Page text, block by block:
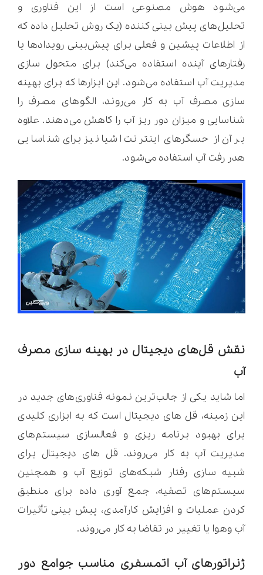
می‌شود هوش مصنوعی است از این فناوری و
تحلیل‌های پیش بینی کننده (یک روش تحلیل داده که
از اطلاعات پیشین و فعلی برای پیش‌بینی رویدادها یا
رفتارهای آینده استفاده می‌کند) برای متحول سازی
مدیریت آب استفاده می‌شود. این ابزارها که برای بهینه
سازی مصرف آب به کار می‌روند، الگوهای مصرف را
شناسایی و میزان دور ریز آب را کاهش می‌دهند. علاوه
بر آن از حسگرهای اینترنت اشیا نیز برای شناسایی
هدر رفت آب استفاده می‌شود.
نقش قل‌های دیجیتال در بهینه سازی مصرف
آب
اما شاید یکی از جالب‌ترین نمونه فناوری‌های جدید در
این زمینه، قل های دیجیتال است که به ابزاری کلیدی
برای بهبود برنامه ریزی و فعالسازی سیستم‌های
مدیریت آب به کار می‌روند. قل های دیجیتال برای
شبیه سازی رفتار شبکه‌های توزیع آب و همچنین
سیستم‌های تصفیه، جمع آوری داده برای منطبق
کردن عملیات و افزایش کارآمدی، پیش بینی تأثیرات
آب وهوا یا تغییر در تقاضا به کار می‌روند.
ژنراتورهای آب اتمسفری مناسب جوامع دور